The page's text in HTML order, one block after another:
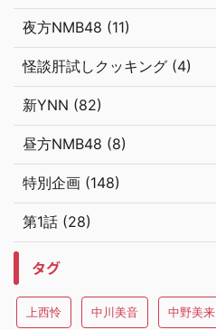
夜方NMB48 (11)
怪談肝試しクッキング (4)
新YNN (82)
昼方NMB48 (8)
特別企画 (148)
第1話 (28)
タグ
上西怜 中川美音 中野美来